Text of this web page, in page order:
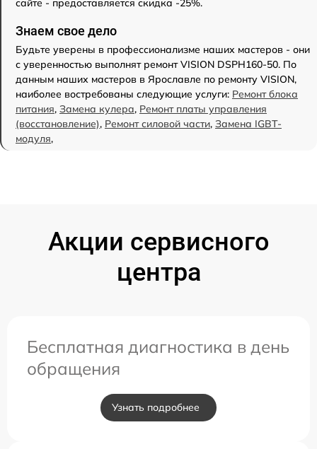
сайте - предоставляется скидка -25%.
Знаем свое дело
Будьте уверены в профессионализме наших мастеров - они
с уверенностью выполнят ремонт VISION DSPH160-50. По
данным наших мастеров в Ярославле по ремонту VISION,
наиболее востребованы следующие услуги: Ремонт блока
питания, Замена кулера, Ремонт платы управления
(восстановление), Ремонт силовой части, Замена IGBT-
модуля,
Акции сервисного
центра
Бесплатная диагностика в день
обращения
Узнать подробнее